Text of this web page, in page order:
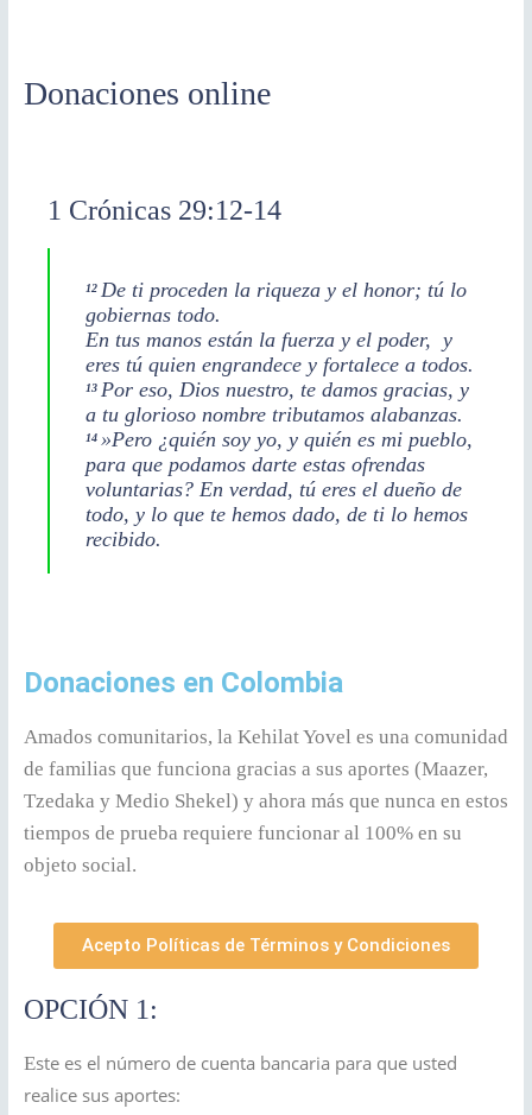
Donaciones online
1 Crónicas 29:12-14
12 De ti proceden la riqueza y el honor; tú lo
gobiernas todo.
En tus manos están la fuerza y el poder, y
eres tú quien engrandece y fortalece a todos.
13 Por eso, Dios nuestro, te damos gracias, y
a tu glorioso nombre tributamos alabanzas.
14 »Pero ¿quién soy yo, y quién es mi pueblo,
para que podamos darte estas ofrendas
voluntarias? En verdad, tú eres el dueño de
todo, y lo que te hemos dado, de ti lo hemos
recibido.
Donaciones en Colombia
Amados comunitarios, la Kehilat Yovel es una comunidad
de familias que funciona gracias a sus aportes (Maazer,
Tzedaka y Medio Shekel) y ahora más que nunca en estos
tiempos de prueba requiere funcionar al 100% en su
objeto social.
Acepto Políticas de Términos y Condiciones
OPCIÓN 1:
Este es el número de cuenta bancaria para que usted
realice sus aportes: